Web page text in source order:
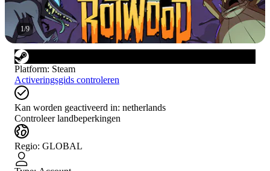
1/9
Platform: Steam
Activeringsgids controleren
Kan worden geactiveerd in: netherlands
Controleer landbeperkingen
Regio: GLOBAL